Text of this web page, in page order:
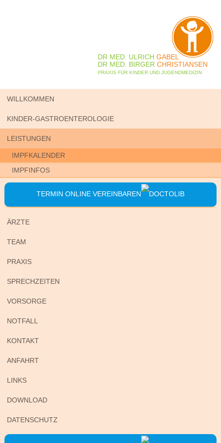
DR MED. ULRICH GABEL
DR MED. BIRGER CHRISTIANSEN
PRAXIS FÜR KINDER UND JUGENDMEDIZIN
WILLKOMMEN
KINDER-GASTROENTEROLOGIE
LEISTUNGEN
IMPFKALENDER
IMPFINFOS
TERMIN ONLINE VEREINBAREN
ÄRZTE
TEAM
PRAXIS
SPRECHZEITEN
VORSORGE
NOTFALL
KONTAKT
ANFAHRT
LINKS
DOWNLOAD
DATENSCHUTZ